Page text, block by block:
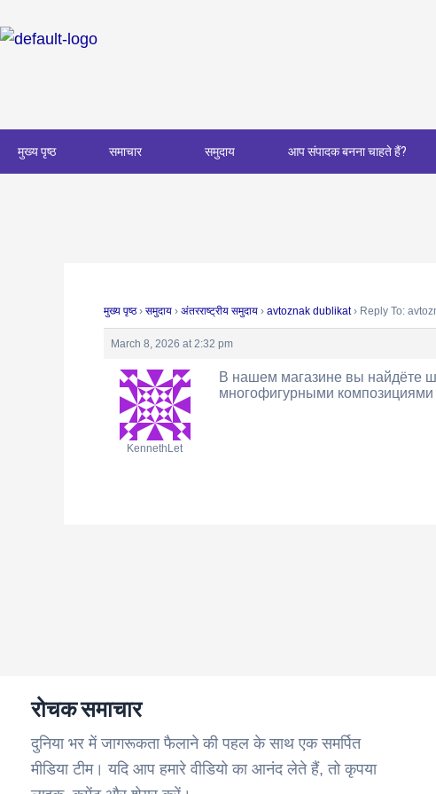
to
मुख्य पृष्ठ समाचार समुदाय आप संपादक बनना चाहते हैं?
मुख्य पृष्ठ › समुदाय › अंतरराष्ट्रीय समुदाय › avtoznak dublikat › Reply To:
March 8, 2026 at 2:32 pm
KennethLet
В нашем магазине вы найдёте
многофигурными композициями
navigation
रोचक समाचार
दुनिया भर में जागरूकता फैलाने की पहल के साथ एक समर्पित
मीडिया टीम। यदि आप हमारे वीडियो का आनंद लेते हैं, तो कृपया